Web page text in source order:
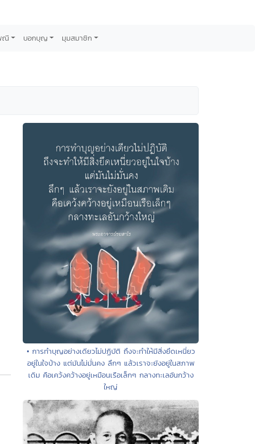
ณี บอกบุญ มุมสมาชิก
• การทำบุญอย่างเดียวไม่ปฏิบัติ ถึงจะทำให้มีสิ่งยึดเหนี่ยว
อยู่ในใจบ้าง แต่มันไม่มั่นคง ลึกๆ แล้วเราจะยังอยู่ในสภาพ
เดิม คือเคว้งคว้างอยู่เหมือนเรือเล็กๆ กลางทะเลอันกว้าง
ใหญ่